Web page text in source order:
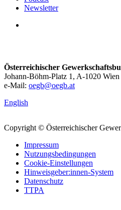
Newsletter
Österreichischer
Johann-Böhm-Platz 1, A-1020
e-Mail: oegb@oegb.at
English
Copyright © Österreichischer
Impressum
Nutzungsbedingungen
Cookie-Einstellungen
Hinweisgeber:innen-System
Datenschutz
TTPA